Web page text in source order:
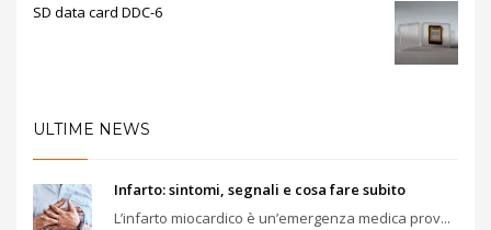
SD data card DDC-6
ULTIME NEWS
Infarto: sintomi, segnali e cosa fare subito
L’infarto miocardico è un’emergenza medica prov...